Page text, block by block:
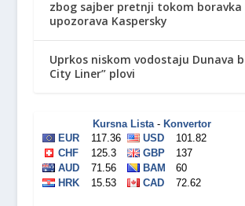
zbog sajber pretnji tokom boravka
upozorava Kaspersky
Uprkos niskom vodostaju Dunava
City Liner” plovi